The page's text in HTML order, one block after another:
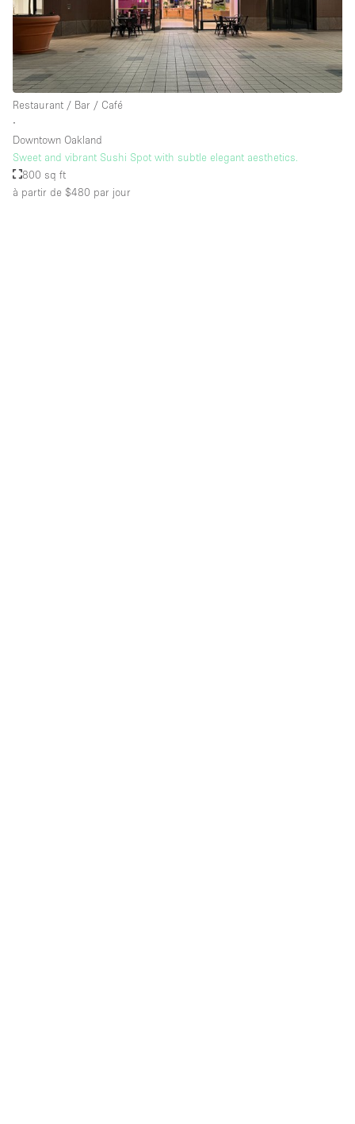
Équipement de bureau
Équipement sonore et vidéo
Étage/accès
Sous-sol
Rez-de-chaussée sur cour
Rez-de-chaussée sur rue
Restaurant / Bar / Café
∙
Downtown Oakland
Sweet and vibrant Sushi Spot with subtle elegant aesthetics.
800 sq ft
à partir de $480 par jour